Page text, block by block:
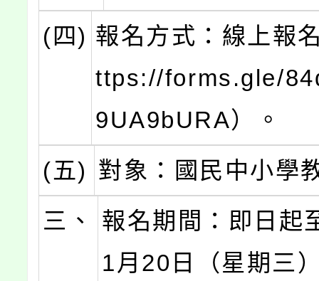
(四) 報名方式：線上報
ttps://forms.gle/
9UA9bURA）。
(五) 對象：國民中小學
三、
報名期間：即日起
1月20日（星期三